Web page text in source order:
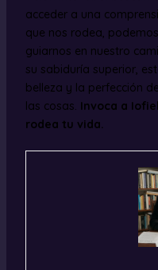
acceder a una
que nos rodea,
guiarnos en nuestro
su sabiduría superior,
belleza y la perfección
las cosas. Invoca a
rodea tu vida.